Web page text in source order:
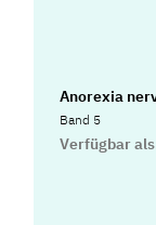
Anorexia
Band 5
Verfügbar